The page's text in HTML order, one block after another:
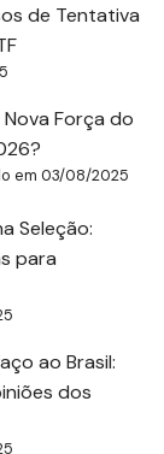
de Tentativa
Força do
em 03/08/2025
Seleção:
para
ao Brasil:
dos